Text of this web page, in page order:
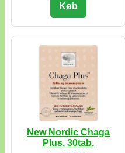
Køb
New Nordic Chaga
Plus, 30tab.